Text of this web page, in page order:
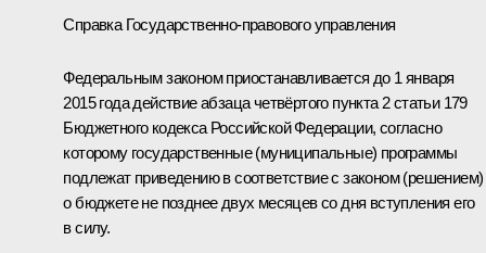
Справка Государственно-правового управления
Федеральным законом приостанавливается до 1 января
2015 года действие абзаца четвёртого пункта 2 статьи 179
Бюджетного кодекса Российской Федерации, согласно
которому государственные (муниципальные) программы
подлежат приведению в соответствие с законом (решением)
о бюджете не позднее двух месяцев со дня вступления его
в силу.